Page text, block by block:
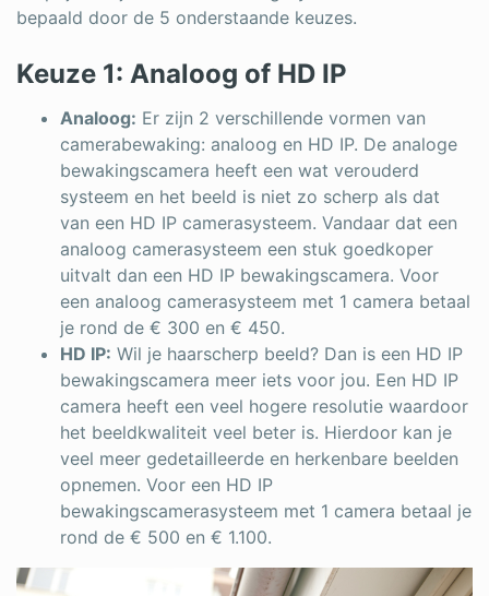
bepaald door de 5 onderstaande keuzes.
Keuze 1: Analoog of HD IP
Analoog: Er zijn 2 verschillende vormen van
camerabewaking: analoog en HD IP. De analoge
bewakingscamera heeft een wat verouderd
systeem en het beeld is niet zo scherp als dat
van een HD IP camerasysteem. Vandaar dat een
analoog camerasysteem een stuk goedkoper
uitvalt dan een HD IP bewakingscamera. Voor
een analoog camerasysteem met 1 camera betaal
je rond de € 300 en € 450.
HD IP: Wil je haarscherp beeld? Dan is een HD IP
bewakingscamera meer iets voor jou. Een HD IP
camera heeft een veel hogere resolutie waardoor
het beeldkwaliteit veel beter is. Hierdoor kan je
veel meer gedetailleerde en herkenbare beelden
opnemen. Voor een HD IP
bewakingscamerasysteem met 1 camera betaal je
rond de € 500 en € 1.100.